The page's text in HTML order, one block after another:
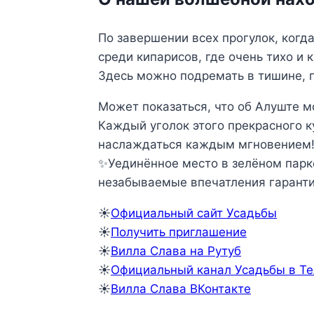
По завершении всех прогулок,
среди кипарисов, где очень тихо
Здесь можно подремать в тишине,
Может показаться, что об Алуште
Каждый уголок этого
наслаждаться каждым мгновением!
✨Уединённое место в зелёном
незабываемые впечатления
☀️Официальный сайт Усадьбы
☀️Получить приглашение
☀️Вилла Слава на Рутуб
☀️Официальный канал Усадьбы в
☀️Вилла Слава ВКонтакте